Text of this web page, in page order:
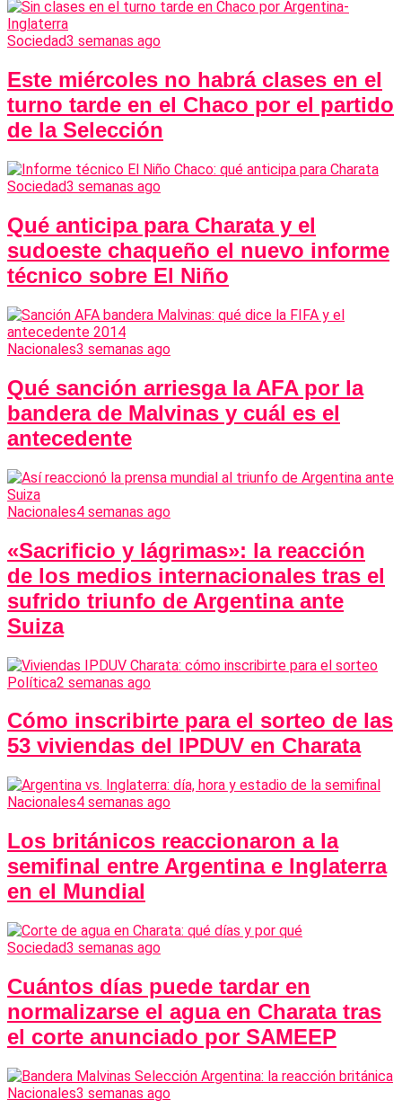
Sociedad3 semanas ago
Este miércoles no habrá clases en el
turno tarde en el Chaco por el partido
de la Selección
Sociedad3 semanas ago
Qué anticipa para Charata y el
sudoeste chaqueño el nuevo informe
técnico sobre El Niño
Nacionales3 semanas ago
Qué sanción arriesga la AFA por la
bandera de Malvinas y cuál es el
antecedente
Nacionales4 semanas ago
«Sacrificio y lágrimas»: la reacción
de los medios internacionales tras el
sufrido triunfo de Argentina ante
Suiza
Política2 semanas ago
Cómo inscribirte para el sorteo de las
53 viviendas del IPDUV en Charata
Nacionales4 semanas ago
Los británicos reaccionaron a la
semifinal entre Argentina e Inglaterra
en el Mundial
Sociedad3 semanas ago
Cuántos días puede tardar en
normalizarse el agua en Charata tras
el corte anunciado por SAMEEP
Nacionales3 semanas ago